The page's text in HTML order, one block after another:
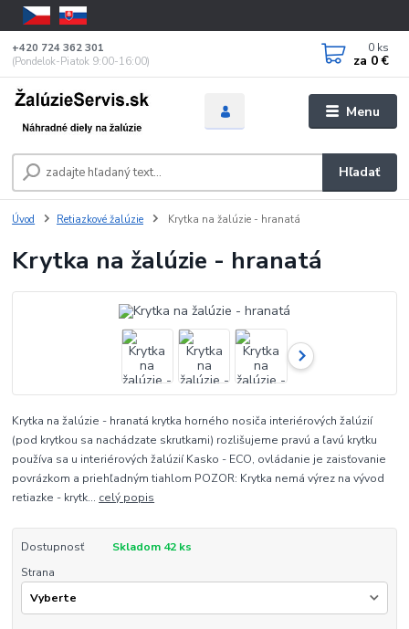
Menu
Hľadať
+420 724 362 301
(Pondelok-Piatok 9:00-16:00)
0 ks
za 0 €
Úvod Retiazkové žalúzie Krytka na žalúzie - hranatá
Krytka na žalúzie - hranatá
Krytka na žalúzie - hranatá krytka horného nosiča interiérových žalúzií
(pod krytkou sa nachádzate skrutkami) rozlišujeme pravú a ľavú krytku
používa sa u interiérových žalúzií Kasko - ECO, ovládanie je zaisťovanie
povrázkom a priehľadným tiahlom POZOR: Krytka nemá výrez na vývod
retiazke - krytk... celý popis
Dostupnosť
Skladom 42 ks
Strana